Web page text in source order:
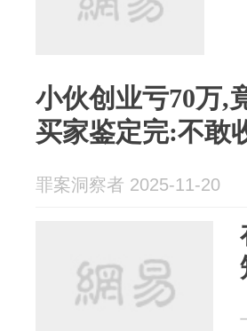
小伙创业亏70万,
买家鉴定完:不敢
罪案洞察者 2025-11-20